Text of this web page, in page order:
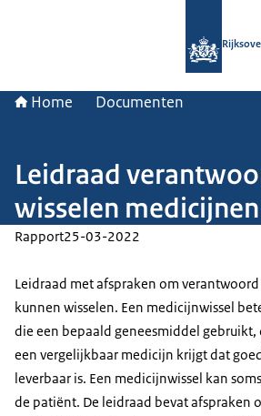
Home Documenten
Leidraad
wisselen medicijnen
Rapport25-03-2022
Leidraad met afspraken om
kunnen wisselen. Een medicijnwissel
die een bepaald geneesmiddel gebruikt,
een vergelijkbaar medicijn krijgt dat
leverbaar is. Een medicijnwissel kan
de patiënt. De leidraad bevat afspraken